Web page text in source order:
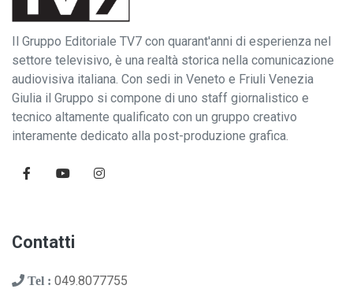
Il Gruppo Editoriale TV7 con quarant'anni di esperienza nel
settore televisivo, è una realtà storica nella comunicazione
audiovisiva italiana. Con sedi in Veneto e Friuli Venezia
Giulia il Gruppo si compone di uno staff giornalistico e
tecnico altamente qualificato con un gruppo creativo
interamente dedicato alla post-produzione grafica.
Contatti
Tel : 049.8077755